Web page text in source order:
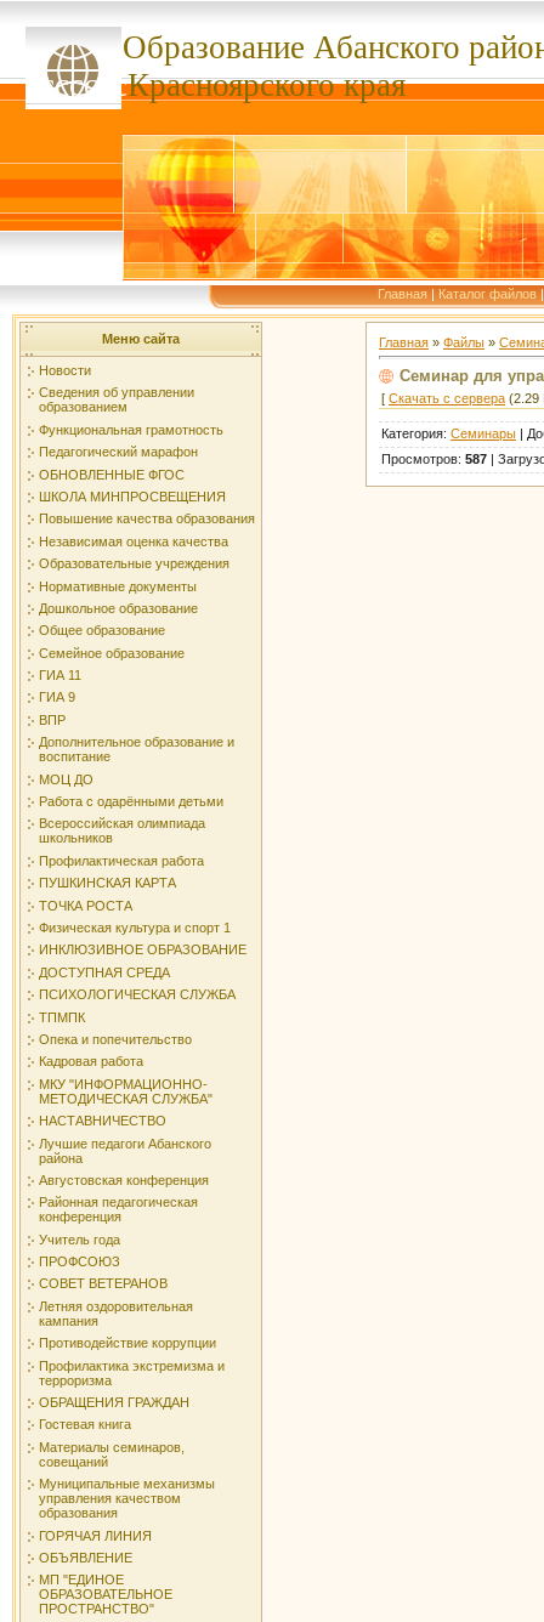
Образование Абанского
сссссссКрасноярского края
Главная | Каталог файлов
Меню сайта
Новости
Сведения об управлении
образованием
Функциональная грамотность
Педагогический марафон
ОБНОВЛЕННЫЕ ФГОС
ШКОЛА МИНПРОСВЕЩЕНИЯ
Повышение качества образования
Независимая оценка качества
Образовательные учреждения
Нормативные документы
Дошкольное образование
Общее образование
Семейное образование
ГИА 11
ГИА 9
ВПР
Дополнительное образование и
воспитание
МОЦ ДО
Работа с одарёнными детьми
Всероссийская олимпиада
школьников
Профилактическая работа
ПУШКИНСКАЯ КАРТА
ТОЧКА РОСТА
Физическая культура и спорт 1
ИНКЛЮЗИВНОЕ ОБРАЗОВАНИЕ
ДОСТУПНАЯ СРЕДА
ПСИХОЛОГИЧЕСКАЯ СЛУЖБА
ТПМПК
Опека и попечительство
Кадровая работа
МКУ "ИНФОРМАЦИОННО-
МЕТОДИЧЕСКАЯ СЛУЖБА"
НАСТАВНИЧЕСТВО
Лучшие педагоги Абанского
района
Августовская конференция
Районная педагогическая
конференция
Учитель года
ПРОФСОЮЗ
СОВЕТ ВЕТЕРАНОВ
Летняя оздоровительная
кампания
Противодействие коррупции
Профилактика экстремизма и
терроризма
ОБРАЩЕНИЯ ГРАЖДАН
Гостевая книга
Материалы семинаров,
совещаний
Муниципальные механизмы
управления качеством
образования
ГОРЯЧАЯ ЛИНИЯ
ОБЪЯВЛЕНИЕ
МП "ЕДИНОЕ
ОБРАЗОВАТЕЛЬНОЕ
ПРОСТРАНСТВО"
Главная » Файлы »
Семинар для
[ Скачать с сервера (2.29
Категория: Семинары |
Просмотров: 587 |